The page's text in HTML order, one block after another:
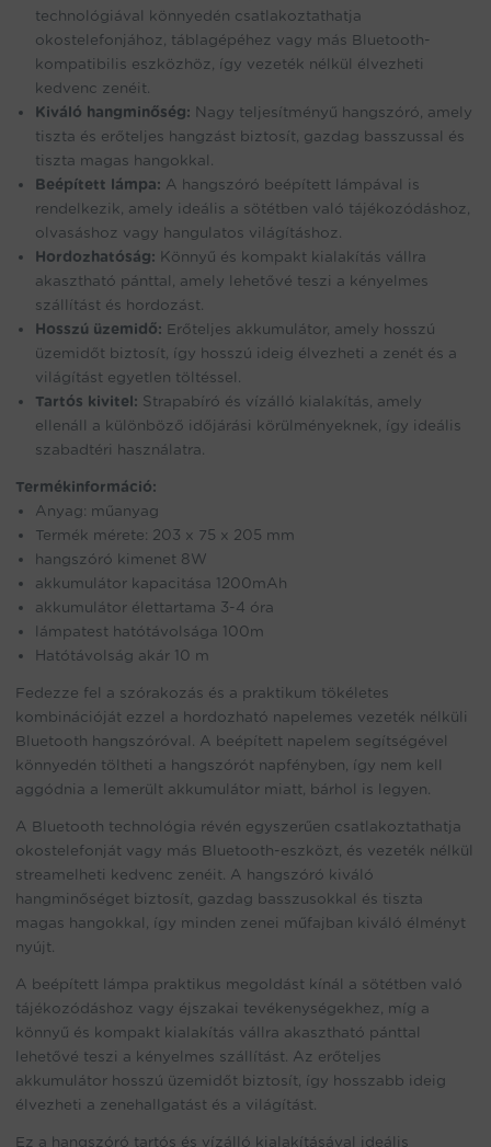
technológiával könnyedén csatlakoztathatja
okostelefonjához, táblagépéhez vagy más Bluetooth-
kompatibilis eszközhöz, így vezeték nélkül élvezheti
kedvenc zenéit.
Kiváló hangminőség: Nagy teljesítményű hangszóró, amely
tiszta és erőteljes hangzást biztosít, gazdag basszussal és
tiszta magas hangokkal.
Beépített lámpa: A hangszóró beépített lámpával is
rendelkezik, amely ideális a sötétben való tájékozódáshoz,
olvasáshoz vagy hangulatos világításhoz.
Hordozhatóság: Könnyű és kompakt kialakítás vállra
akasztható pánttal, amely lehetővé teszi a kényelmes
szállítást és hordozást.
Hosszú üzemidő: Erőteljes akkumulátor, amely hosszú
üzemidőt biztosít, így hosszú ideig élvezheti a zenét és a
világítást egyetlen töltéssel.
Tartós kivitel: Strapabíró és vízálló kialakítás, amely
ellenáll a különböző időjárási körülményeknek, így ideális
szabadtéri használatra.
Termékinformáció:
Anyag: műanyag
Termék mérete: 203 x 75 x 205 mm
hangszóró kimenet 8W
akkumulátor kapacitása 1200mAh
akkumulátor élettartama 3-4 óra
lámpatest hatótávolsága 100m
Hatótávolság akár 10 m
Fedezze fel a szórakozás és a praktikum tökéletes
kombinációját ezzel a hordozható napelemes vezeték nélküli
Bluetooth hangszóróval. A beépített napelem segítségével
könnyedén töltheti a hangszórót napfényben, így nem kell
aggódnia a lemerült akkumulátor miatt, bárhol is legyen.
A Bluetooth technológia révén egyszerűen csatlakoztathatja
okostelefonját vagy más Bluetooth-eszközt, és vezeték nélkül
streamelheti kedvenc zenéit. A hangszóró kiváló
hangminőséget biztosít, gazdag basszusokkal és tiszta
magas hangokkal, így minden zenei műfajban kiváló élményt
nyújt.
A beépített lámpa praktikus megoldást kínál a sötétben való
tájékozódáshoz vagy éjszakai tevékenységekhez, míg a
könnyű és kompakt kialakítás vállra akasztható pánttal
lehetővé teszi a kényelmes szállítást. Az erőteljes
akkumulátor hosszú üzemidőt biztosít, így hosszabb ideig
élvezheti a zenehallgatást és a világítást.
Ez a hangszóró tartós és vízálló kialakításával ideális